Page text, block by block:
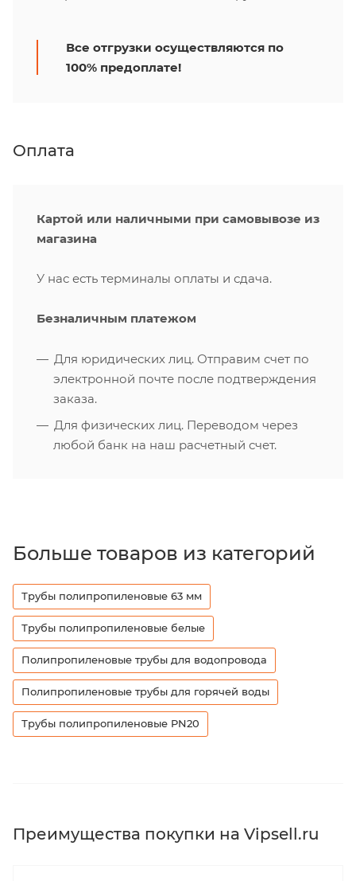
Все отгрузки осуществляются по
100% предоплате!
Оплата
Картой или наличными при самовывозе из
магазина
У нас есть терминалы оплаты и сдача.
Безналичным платежом
Для юридических лиц. Отправим счет по
электронной почте после подтверждения
заказа.
Для физических лиц. Переводом через
любой банк на наш расчетный счет.
Больше товаров из категорий
Трубы полипропиленовые 63 мм
Трубы полипропиленовые белые
Полипропиленовые трубы для водопровода
Полипропиленовые трубы для горячей воды
Трубы полипропиленовые PN20
Преимущества покупки на Vipsell.ru